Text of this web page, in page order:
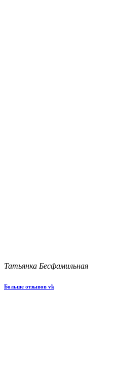
Татьянка Бесфамильная
Больше отзывов vk